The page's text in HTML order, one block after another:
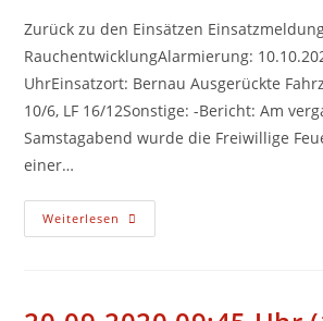
Zurück zu den Einsätzen
RauchentwicklungAlarmierung:
UhrEinsatzort: Bernau Ausgerückte
10/6, LF 16/12Sonstige: -Bericht: Am
Samstagabend wurde die Freiwillige
einer…
Weiterlesen 10.10.2020
18:58